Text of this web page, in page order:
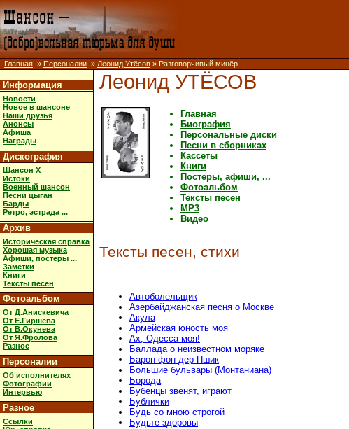
Главная » Персоналии » Леонид Утёсов » Разговорчивый минёр
Информация
Новости
Новое в шансоне
Наши друзья
Анонсы
Афиша
Награды
Дискография
Шансон X
Истоки
Военный шансон
Песни цыган
Барды
Ретро, эстрада ...
Архив
Историческая справка
Хорошая музыка
Афиши, постеры ...
Заметки
Книги
Тексты песен
Фотоальбом
От Д.Анискевича
От Е.Гиршева
От В.Окунева
От Я.Фролова
Разное
Персоналии
Об исполнителях
Фотографии
Интервью
Разное
Ссылки
Леонид УТЁСОВ
Главная
Биография
Персональные диски
Песни в сборниках
Кассеты
Книги
Постеры, афиши, ...
Фотоальбом
Тексты песен
MP3
Видео
Тексты песен, стихи
Автоболельщик
Азербайджанская песня о Москве
Акула
Армейская юность моя
Ах, Одесса моя!
Баллада о неизвестном моряке
Барон фон дер Пшик
Большие бульвары (Монтаниана)
Борода
Бубенцы звенят, играют
Бублички
Будь со мною строгой
Будьте здоровы